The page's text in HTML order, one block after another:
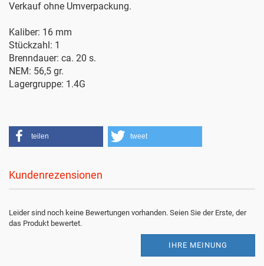
Verkauf ohne Umverpackung.
Kaliber: 16 mm
Stückzahl: 1
Brenndauer: ca. 20 s.
NEM: 56,5 gr.
Lagergruppe: 1.4G
teilen tweet
Kundenrezensionen
Leider sind noch keine Bewertungen vorhanden. Seien Sie der Erste, der
das Produkt bewertet.
IHRE MEINUNG